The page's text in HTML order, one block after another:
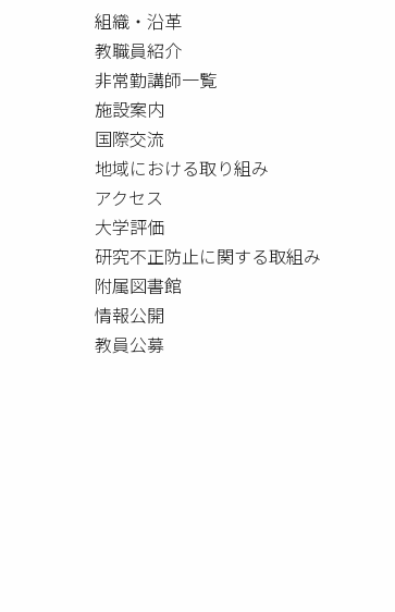
組織・沿革
教職員紹介
非常勤講師一覧
施設案内
国際交流
地域における取り組み
アクセス
大学評価
研究不正防止に関する取組み
附属図書館
情報公開
教員公募